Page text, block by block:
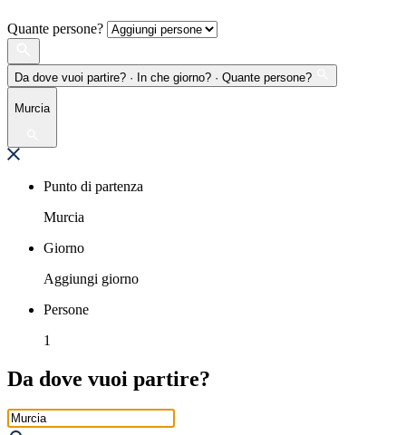
Quante persone?
Da dove vuoi partire? · In che giorno? · Quante persone?
Murcia
Punto di partenza
Murcia
Giorno
Aggiungi giorno
Persone
1
Da dove vuoi partire?